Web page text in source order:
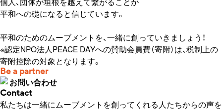
平和への礎になると信じています。
平和のためのムーブメントを、一緒に創っていきましょう！
※認定NPO法人PEACE DAYへの賛助会員費（寄附）は、税制上の
寄附控除の対象となります。
Be a partner
お問い合わせ
Contact
私たちは一緒にムーブメントを創ってくれる人たちからの声を